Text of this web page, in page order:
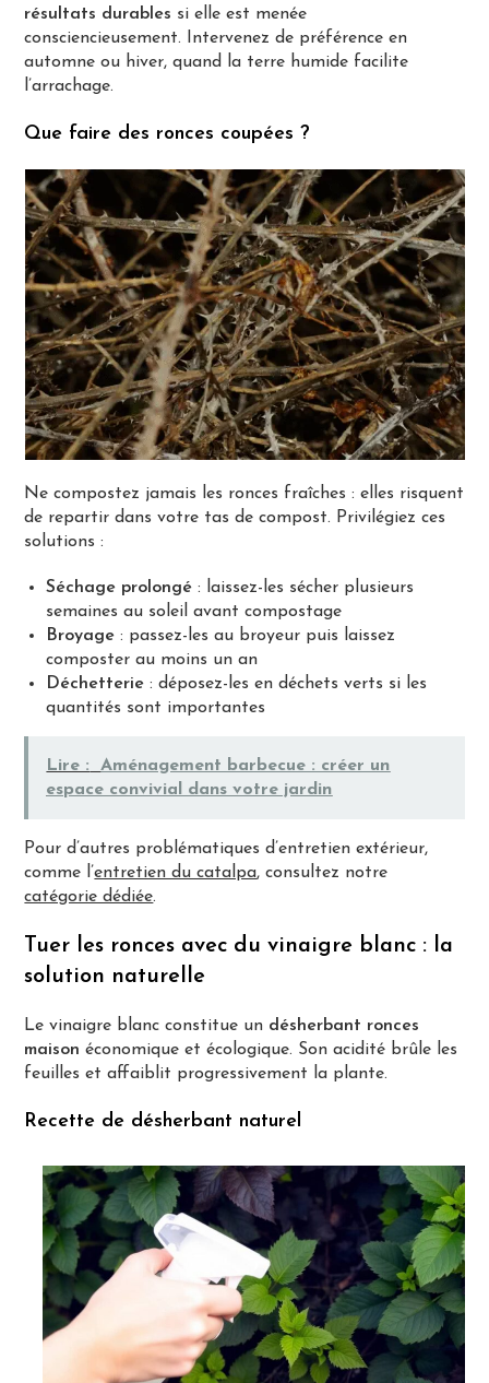
résultats durables si elle est menée
consciencieusement. Intervenez de préférence en
automne ou hiver, quand la terre humide facilite
l’arrachage.
Que faire des ronces coupées ?
Ne compostez jamais les ronces fraîches : elles risquent
de repartir dans votre tas de compost. Privilégiez ces
solutions :
Séchage prolongé : laissez-les sécher plusieurs
semaines au soleil avant compostage
Broyage : passez-les au broyeur puis laissez
composter au moins un an
Déchetterie : déposez-les en déchets verts si les
quantités sont importantes
Lire :
Aménagement barbecue : créer un
espace convivial dans votre jardin
Pour d’autres problématiques d’entretien extérieur,
comme l’entretien du catalpa, consultez notre
catégorie dédiée.
Tuer les ronces avec du vinaigre blanc : la
solution naturelle
Le vinaigre blanc constitue un désherbant ronces
maison économique et écologique. Son acidité brûle les
feuilles et affaiblit progressivement la plante.
Recette de désherbant naturel